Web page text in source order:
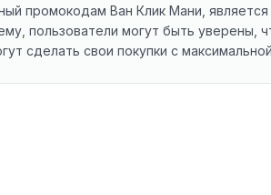
промокодам Ван Клик Мани,
пользователи могут быть уверены,
сделать свои покупки с